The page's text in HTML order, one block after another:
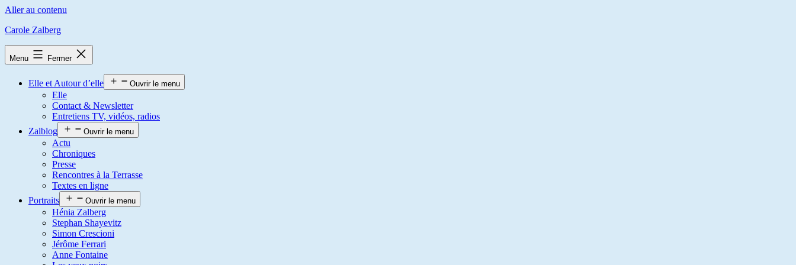
Aller au contenu
Carole Zalberg
Menu Fermer
Elle et Autour d’elle Ouvrir le menu
Elle
Contact & Newsletter
Entretiens TV, vidéos, radios
Zalblog
Ouvrir le menu
Actu
Chroniques
Presse
Rencontres à la Terrasse
Textes en ligne
Portraits
Ouvrir le menu
Hénia Zalberg
Stephan Shayevitz
Simon Crescioni
Jérôme Ferrari
Anne Fontaine